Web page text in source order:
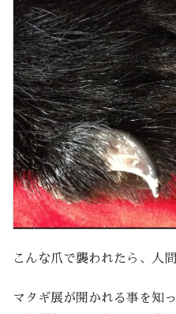
こんな爪で襲われたら、人
マタギ展が開かれる事を知